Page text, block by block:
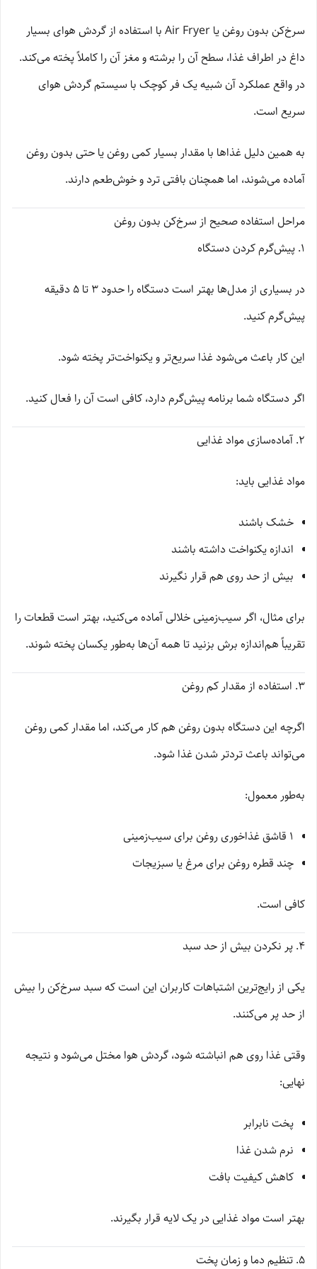
سرخ‌کن بدون روغن یا Air Fryer با استفاده از گردش هوای بسیار
داغ در اطراف غذا، سطح آن را برشته و مغز آن را کاملاً پخته می‌کند.
در واقع عملکرد آن شبیه یک فر کوچک با سیستم گردش هوای
سریع است.
به همین دلیل غذاها با مقدار بسیار کمی روغن یا حتی بدون روغن
آماده می‌شوند، اما همچنان بافتی ترد و خوش‌طعم دارند.
مراحل استفاده صحیح از سرخ‌کن بدون روغن
1. پیش‌گرم کردن دستگاه
در بسیاری از مدل‌ها بهتر است دستگاه را حدود ۳ تا ۵ دقیقه
پیش‌گرم کنید.
این کار باعث می‌شود غذا سریع‌تر و یکنواخت‌تر پخته شود.
اگر دستگاه شما برنامه پیش‌گرم دارد، کافی است آن را فعال کنید.
2. آماده‌سازی مواد غذایی
مواد غذایی باید:
خشک باشند
اندازه یکنواخت داشته باشند
بیش از حد روی هم قرار نگیرند
برای مثال، اگر سیب‌زمینی خلالی آماده می‌کنید، بهتر است قطعات را
تقریباً هم‌اندازه برش بزنید تا همه آن‌ها به‌طور یکسان پخته شوند.
3. استفاده از مقدار کم روغن
اگرچه این دستگاه بدون روغن هم کار می‌کند، اما مقدار کمی روغن
می‌تواند باعث تردتر شدن غذا شود.
به‌طور معمول:
۱ قاشق غذاخوری روغن برای سیب‌زمینی
چند قطره روغن برای مرغ یا سبزیجات
کافی است.
4. پر نکردن بیش از حد سبد
یکی از رایج‌ترین اشتباهات کاربران این است که سبد سرخ‌کن را بیش
از حد پر می‌کنند.
وقتی غذا روی هم انباشته شود، گردش هوا مختل می‌شود و نتیجه
نهایی:
پخت نابرابر
نرم شدن غذا
کاهش کیفیت بافت
بهتر است مواد غذایی در یک لایه قرار بگیرند.
5. تنظیم دما و زمان پخت